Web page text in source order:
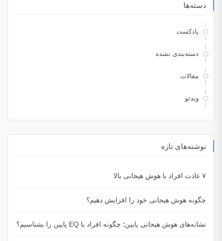
دسته‌ها
پادکست
دسته‌بندی نشده
مقالات
ویدئو
نوشته‌های تازه
۷ عادت افراد با هوش هیجانی بالا
چگونه هوش هیجانی خود را افزایش دهیم؟
نشانه‌های هوش هیجانی پایین؛ چگونه افراد با EQ پایین را بشناسیم؟